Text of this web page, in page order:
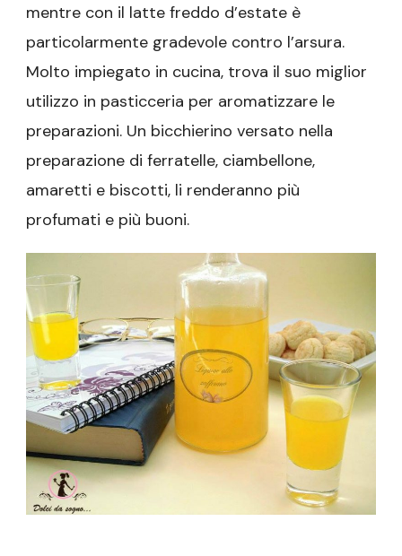
mentre con il latte freddo d’estate è
particolarmente gradevole contro l’arsura.
Molto impiegato in cucina, trova il suo miglior
utilizzo in pasticceria per aromatizzare le
preparazioni. Un bicchierino versato nella
preparazione di ferratelle, ciambellone,
amaretti e biscotti, li renderanno più
profumati e più buoni.